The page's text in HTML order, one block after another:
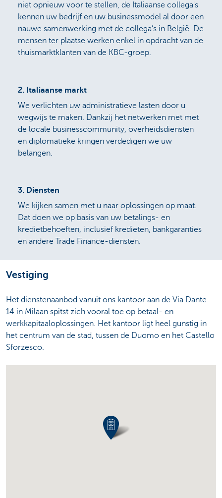
niet opnieuw voor te stellen, de Italiaanse collega's
kennen uw bedrijf en uw businessmodel al door een
nauwe samenwerking met de collega’s in België. De
mensen ter plaatse werken enkel in opdracht van de
thuismarktklanten van de KBC-groep.
2. Italiaanse markt
We verlichten uw administratieve lasten door u
wegwijs te maken. Dankzij het netwerken met met
de locale businesscommunity, overheidsdiensten
en diplomatieke kringen verdedigen we uw
belangen.
3. Diensten
We kijken samen met u naar oplossingen op maat.
Dat doen we op basis van uw betalings- en
kredietbehoeften, inclusief kredieten, bankgaranties
en andere Trade Finance-diensten.
Vestiging
Het dienstenaanbod vanuit ons kantoor aan de Via Dante
14 in Milaan spitst zich vooral toe op betaal- en
werkkapitaaloplossingen. Het kantoor ligt heel gunstig in
het centrum van de stad, tussen de Duomo en het Castello
Sforzesco.